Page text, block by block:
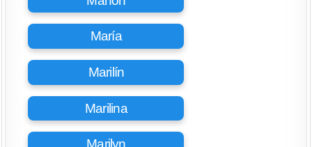
María
Marilín
Marilina
Marilyn